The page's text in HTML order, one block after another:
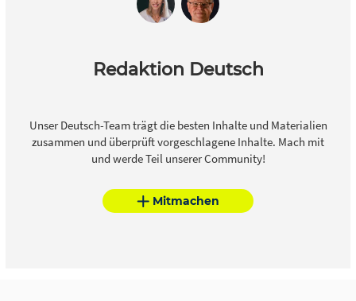
Redaktion Deutsch
Unser Deutsch-Team trägt die besten Inhalte und Materialien
zusammen und überprüft vorgeschlagene Inhalte. Mach mit
und werde Teil unserer Community!
Mitmachen